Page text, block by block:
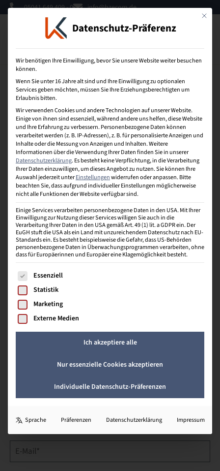
05041 649 409 - 0 info@bzecom.de
Die zukünftigen Fachwirte E-
Commerce informieren
Regelmäßig informieren wir die Berufsschülerinnen
„Kaufmann/Frau im E-Commerce“ über die Möglichkeit im
zuFachwirte im E-Commerce
Verdienstmöglichkeiten in der Zukunft sind um einiges
höher.
Nimm Kontakt zu uns auf!
Mit
Datenschutz-Präferenz
Wir benötigen Ihre Einwilligung, bevor Sie unsere Website weiter besuchen
können.
Wenn Sie unter 16 Jahre alt sind und Ihre Einwilligung zu optionalen
Services geben möchten, müssen Sie Ihre Erziehungsberechtigten um
Erlaubnis bitten.
Wir verwenden Cookies und andere Technologien auf unserer Website.
Einige von ihnen sind essenziell, während andere uns helfen, diese Website
und Ihre Erfahrung zu verbessern.Personenbezogene Daten können
verarbeitet werden (z. B. IP-Adressen), z. B. für personalisierte Anzeigen und
Inhalte oder die Messung von Anzeigen und Inhalten.Weitere
Informationen über die Verwendung Ihrer Daten finden Sie in unserer
Datenschutzerklärung.Es besteht keine Verpflichtung, in die Verarbeitung
Ihrer Daten einzuwilligen, um dieses Angebot zu nutzen.Sie können Ihre
Auswahl jederzeit unterEinstellungenwiderrufen oder anpassen.Bitte
beachten Sie, dass aufgrund individueller Einstellungen möglicherweise
nicht alle Funktionen der Website verfügbar sind.
Einige Services verarbeiten personenbezogene Daten in den USA. Mit Ihrer
Einwilligung zur Nutzung dieser Services willigen Sie auch in die
Verarbeitung Ihrer Daten in den USA gemäß Art. 49 (1) lit. a GDPR ein. Der
EuGH stuft die USA als ein Land mit unzureichendem Datenschutz nach EU-
Standards ein. Es besteht beispielsweise die Gefahr, dass US-Behörden
personenbezogene Daten in Überwachungsprogrammen verarbeiten, ohne
dass für Europäerinnen und Europäer eine Klagemöglichkeit besteht.
Es folgt eine Liste der Service-Gruppen, für die eine
Essenziell
Statistik
Marketing
Externe Medien
Ich akzeptiere alle
Nur essenzielle Cookies akzeptieren
Individuelle Datenschutz-Präferenzen
Sprache Präferenzen Datenschutzerklärung Impressum